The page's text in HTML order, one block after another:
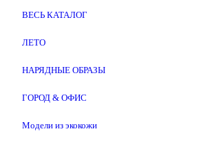
ВЕСЬ КАТАЛОГ
ЛЕТО
НАРЯДНЫЕ ОБРАЗЫ
ГОРОД & ОФИС
Модели из экокожи